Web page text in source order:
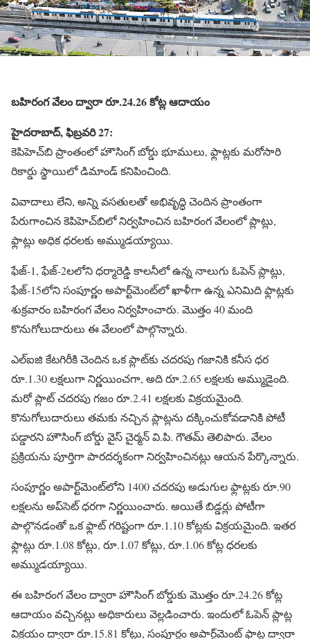
బహిరంగ వేలం ద్వారా రూ.24.26 కోట్ల ఆదాయం
హైదరాబాద్, ఫిబ్రవరి 27:
కెపిహెచ్‌బి ప్రాంతంలో హౌసింగ్ బోర్డు భూములు, ఫ్లాట్లకు మరోసారి
రికార్డు స్థాయిలో డిమాండ్ కనిపించింది.
వివాదాలు లేని, అన్ని వసతులతో అభివృద్ధి చెందిన ప్రాంతంగా
పేరుగాంచిన కెపిహెచ్‌బిలో నిర్వహించిన బహిరంగ వేలంలో ప్లాట్లు,
ఫ్లాట్లు అధిక ధరలకు అమ్ముడయ్యాయి.
ఫేజ్-1, ఫేజ్-2లలోని ధర్మారెడ్డి కాలనీలో ఉన్న నాలుగు ఓపెన్ ప్లాట్లు,
ఫేజ్-15లోని సంపూర్ణం అపార్ట్‌మెంట్‌లో ఖాళీగా ఉన్న ఎనిమిది ఫ్లాట్లకు
శుక్రవారం బహిరంగ వేలం నిర్వహించారు. మొత్తం 40 మంది
కొనుగోలుదారులు ఈ వేలంలో పాల్గొన్నారు.
ఎల్‌ఐజి కేటగిరీకి చెందిన ఒక ప్లాట్‌కు చదరపు గజానికి కనీస ధర
రూ.1.30 లక్షలుగా నిర్ణయించగా, అది రూ.2.65 లక్షలకు అమ్ముడైంది.
మరో ప్లాట్ చదరపు గజం రూ.2.41 లక్షలకు విక్రయమైంది.
కొనుగోలుదారులు తమకు నచ్చిన ప్లాట్లను దక్కించుకోవడానికి పోటీ
పడ్డారని హౌసింగ్ బోర్డు వైస్ చైర్మన్ వి.పి. గౌతమ్ తెలిపారు. వేలం
ప్రక్రియను పూర్తిగా పారదర్శకంగా నిర్వహించినట్లు ఆయన పేర్కొన్నారు.
సంపూర్ణం అపార్ట్‌మెంట్‌లోని 1400 చదరపు అడుగుల ఫ్లాట్లకు రూ.90
లక్షలను అప్‌సెట్ ధరగా నిర్ణయించారు. అయితే బిడ్డర్లు పోటీగా
పాల్గొనడంతో ఒక ఫ్లాట్ గరిష్టంగా రూ.1.10 కోట్లకు విక్రయమైంది. ఇతర
ఫ్లాట్లు రూ.1.08 కోట్లు, రూ.1.07 కోట్లు, రూ.1.06 కోట్ల ధరలకు
అమ్ముడయ్యాయి.
ఈ బహిరంగ వేలం ద్వారా హౌసింగ్ బోర్డుకు మొత్తం రూ.24.26 కోట్ల
ఆదాయం వచ్చినట్లు అధికారులు వెల్లడించారు. ఇందులో ఓపెన్ ప్లాట్ల
విక్రయం ద్వారా రూ.15.81 కోట్లు, సంపూర్ణం అపార్ట్‌మెంట్ ఫ్లాట్ల ద్వారా